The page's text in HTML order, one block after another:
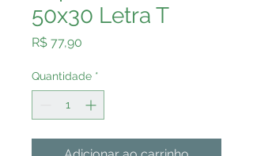
50x30 Letra T
R$ 77,90
Quantidade *